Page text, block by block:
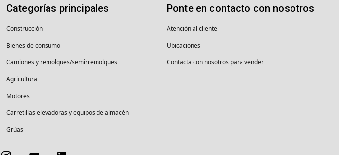
Categorías principales
Construcción
Bienes de consumo
Camiones y remolques/semirremolques
Agricultura
Motores
Carretillas elevadoras y equipos de almacén
Grúas
Ponte en contacto con nosotros
Atención al cliente
Ubicaciones
Contacta con nosotros para vender